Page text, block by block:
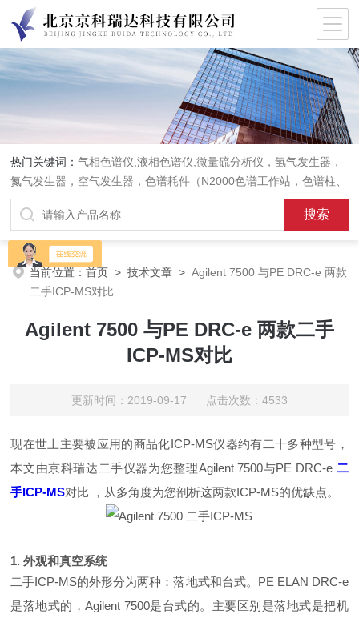
热门关键词：气相色谱仪,液相色谱仪,微量硫分析仪，氢气发生器，
氮气发生器，空气发生器，色谱耗件（N2000色谱工作站，色谱柱、
阀件、进样器、色谱担体），顶空进样器，热解析仪，紫外分光光度
计，原子吸收分光光度计，傅立叶红外光谱仪，分析天平等常规实验
室产品。
当前位置：首页 >技术文章 >Agilent 7500 与PE DRC-e 两款
二手ICP-MS对比
Agilent 7500 与PE DRC-e 两款二手
ICP-MS对比
更新时间：2019-09-17 点击次数：4533
现在世上主要被应用的商品化ICP-MS仪器约有二十多种型号，
本文由京科瑞达二手仪器为您整理Agilent 7500与PE DRC-e 二
手ICP-MS对比 ，从多角度为您剖析这两款ICP-MS的优缺点。
1. 外观和真空系统
二手ICP-MS的外形分为两种：落地式和台式。PE ELAN DRC-e
是落地式的，Agilent 7500是台式的。主要区别是落地式是把机